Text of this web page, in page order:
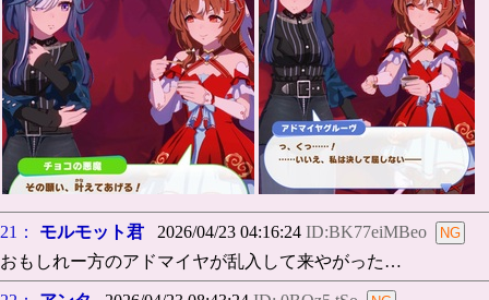
21： モルモット君 2026/04/23 04:16:24 ID:BK77eiMBeo
おもしれー方のアドマイヤが乱入して来やがった…